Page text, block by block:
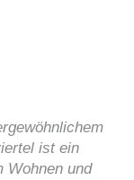
ist ein
Wohnen und